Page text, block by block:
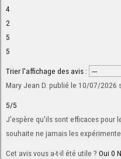
4
2
5
5
Trier l'affichage des avis :
Mary Jean D. publié le 10/07/2026
5/5
J'espère qu'ils sont efficaces pour
souhaite ne jamais les
Cet avis vous a-t-il été utile ? Oui0